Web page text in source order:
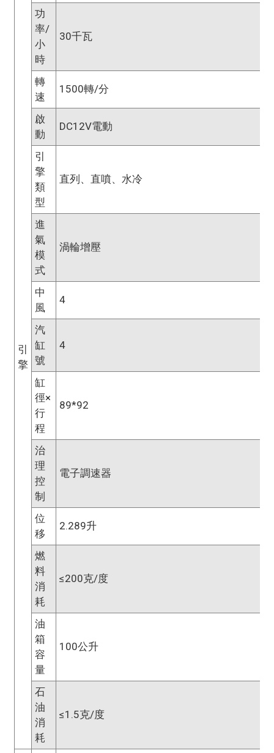
引
擎
功
率/
小
時
30千瓦
轉
速
1500轉/分
啟
動
DC12V電動
引
擎
類
型
直列、直噴、水冷
進
氣
模
式
渦輪增壓
中
風
4
汽
缸
號
4
缸
徑×
行
程
89*92
治
理
控
制
電子調速器
位
移
2.289升
燃
料
消
耗
≤200克/度
油
箱
容
量
100公升
石
油
消
耗
≤1.5克/度